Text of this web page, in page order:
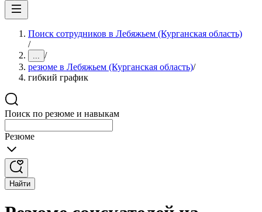
Поиск сотрудников в Лебяжьем (Курганская область)
/
... /
резюме в Лебяжьем (Курганская область)/
гибкий график
Поиск по резюме и навыкам
Резюме
Найти